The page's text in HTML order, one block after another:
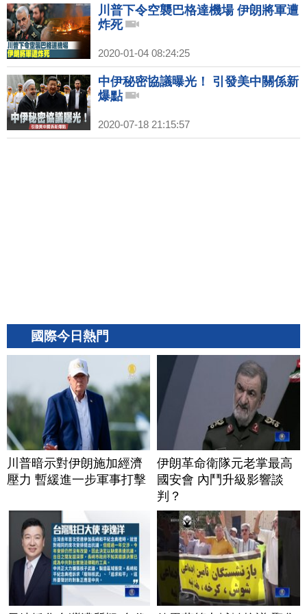
川普下令空襲巴格達機場 伊朗將軍遭
炸死
2020-01-04 08:24:25
中伊秘密協議曝光！ 引發美中關係新
爆點
2020-07-18 21:15:57
國際今日熱門
川普暗示對伊朗施加經濟
壓力 暫緩進一步軍事打擊
伊朗革命衛隊元老掌最高
國安會 內鬥升級影響談
判？